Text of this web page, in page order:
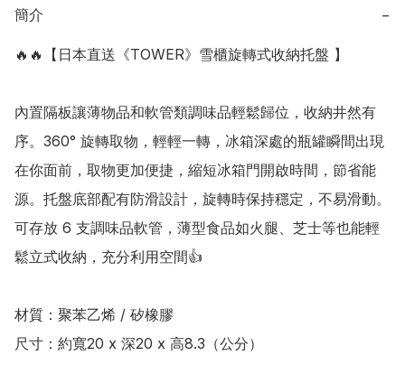
簡介 −
🔥🔥【日本直送《TOWER》雪櫃旋轉式收納托盤 】
內置隔板讓薄物品和軟管類調味品輕鬆歸位，收納井然有
序。360° 旋轉取物，輕輕一轉，冰箱深處的瓶罐瞬間出現
在你面前，取物更加便捷，縮短冰箱門開啟時間，節省能
源。托盤底部配有防滑設計，旋轉時保持穩定，不易滑動。
可存放 6 支調味品軟管，薄型食品如火腿、芝士等也能輕
鬆立式收納，充分利用空間👍
材質：聚苯乙烯 / 矽橡膠
尺寸：約寬20 x 深20 x 高8.3（公分）